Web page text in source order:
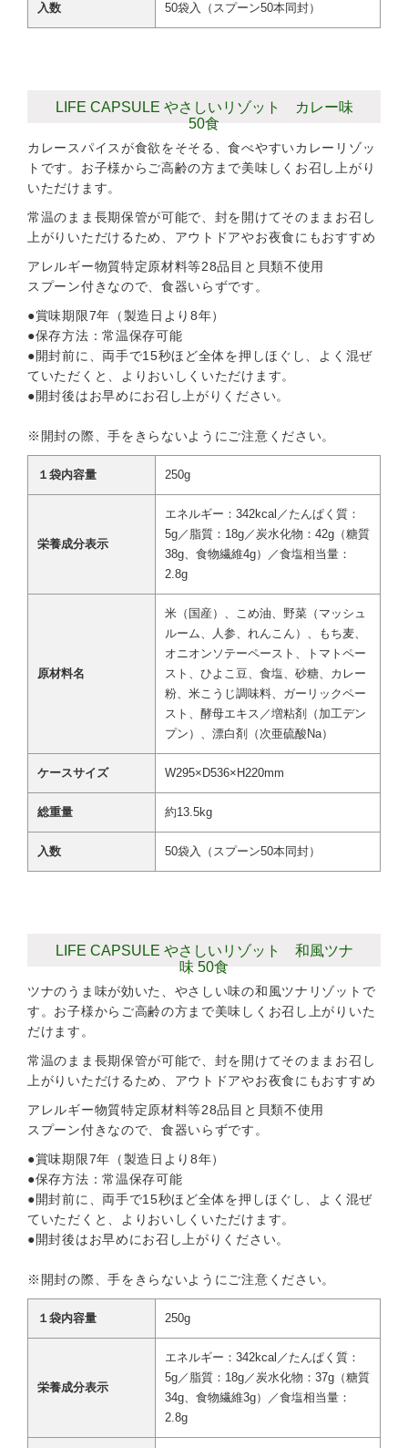
入数 50袋入（スプーン50本同封）
LIFE CAPSULE やさしいリゾット カレー味
50食
カレースパイスが食欲をそそる、食べやすいカレーリゾッ
トです。お子様からご高齢の方まで美味しくお召し上がり
いただけます。
常温のまま長期保管が可能で、封を開けてそのままお召し
上がりいただけるため、アウトドアやお夜食にもおすすめ
アレルギー物質特定原材料等28品目と貝類不使用
スプーン付きなので、食器いらずです。
●賞味期限7年（製造日より8年）
●保存方法：常温保存可能
●開封前に、両手で15秒ほど全体を押しほぐし、よく混ぜ
ていただくと、よりおいしくいただけます。
●開封後はお早めにお召し上がりください。
※開封の際、手をきらないようにご注意ください。
１袋内容量 250g
栄養成分表示
エネルギー：342kcal／たんぱく質：
5g／脂質：18g／炭水化物：42g（糖質
38g、食物繊維4g）／食塩相当量：
2.8g
原材料名
米（国産）、こめ油、野菜（マッシュ
ルーム、人参、れんこん）、もち麦、
オニオンソテーペースト、トマトペー
スト、ひよこ豆、食塩、砂糖、カレー
粉、米こうじ調味料、ガーリックペー
スト、酵母エキス／増粘剤（加工デン
プン）、漂白剤（次亜硫酸Na）
ケースサイズ W295×D536×H220mm
総重量 約13.5kg
入数 50袋入（スプーン50本同封）
LIFE CAPSULE やさしいリゾット 和風ツナ
味 50食
ツナのうま味が効いた、やさしい味の和風ツナリゾットで
す。お子様からご高齢の方まで美味しくお召し上がりいた
だけます。
常温のまま長期保管が可能で、封を開けてそのままお召し
上がりいただけるため、アウトドアやお夜食にもおすすめ
アレルギー物質特定原材料等28品目と貝類不使用
スプーン付きなので、食器いらずです。
●賞味期限7年（製造日より8年）
●保存方法：常温保存可能
●開封前に、両手で15秒ほど全体を押しほぐし、よく混ぜ
ていただくと、よりおいしくいただけます。
●開封後はお早めにお召し上がりください。
※開封の際、手をきらないようにご注意ください。
１袋内容量 250g
栄養成分表示
エネルギー：342kcal／たんぱく質：
5g／脂質：18g／炭水化物：37g（糖質
34g、食物繊維3g）／食塩相当量：
2.8g